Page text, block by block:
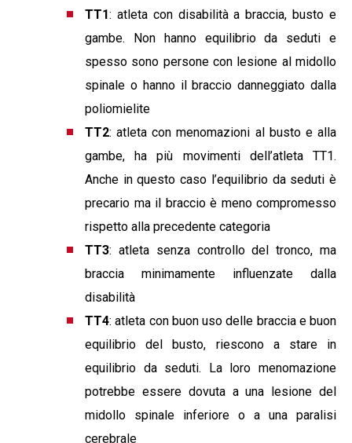
TT1: atleta con disabilità a braccia, busto e
gambe. Non hanno equilibrio da seduti e
spesso sono persone con lesione al midollo
spinale o hanno il braccio danneggiato dalla
poliomielite
TT2: atleta con menomazioni al busto e alla
gambe, ha più movimenti dell’atleta TT1.
Anche in questo caso l’equilibrio da seduti è
precario ma il braccio è meno compromesso
rispetto alla precedente categoria
TT3: atleta senza controllo del tronco, ma
braccia minimamente influenzate dalla
disabilità
TT4: atleta con buon uso delle braccia e buon
equilibrio del busto, riescono a stare in
equilibrio da seduti. La loro menomazione
potrebbe essere dovuta a una lesione del
midollo spinale inferiore o a una paralisi
cerebrale